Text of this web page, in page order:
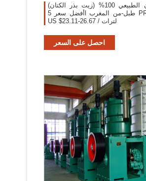
زيت بذور الكتان الطبيعي 100% (زيت بذر الكتان)
أفضل سعر 5l طبل-من المغرب PRODIGIA SARL
US $23.11-26.67 / لترات
احصل على السعر